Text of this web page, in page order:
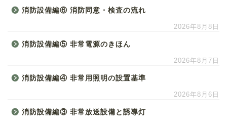
消防設備編⑥ 消防同意・検査の流れ
2026年8月8日
消防設備編⑤ 非常電源のきほん
2026年8月7日
消防設備編④ 非常用照明の設置基準
2026年8月6日
消防設備編③ 非常放送設備と誘導灯